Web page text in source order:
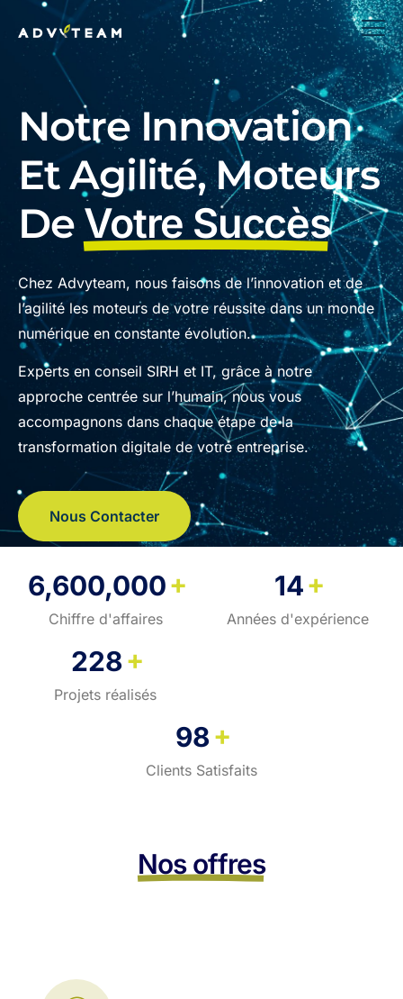
Notre Innovation
Et Agilité, Moteurs
De Votre Succès
Chez Advyteam, nous faisons de l’innovation et de
l’agilité les moteurs de votre réussite dans un monde
numérique en constante évolution.
Experts en conseil SIRH et IT, grâce à notre
approche centrée sur l’humain, nous vous
accompagnons dans chaque étape de la
transformation digitale de votre entreprise.
Nous Contacter
6,600,000+
Chiffre d'affaires
14+
Années d'expérience
228+
Projets réalisés
98+
Clients Satisfaits
Nos offres